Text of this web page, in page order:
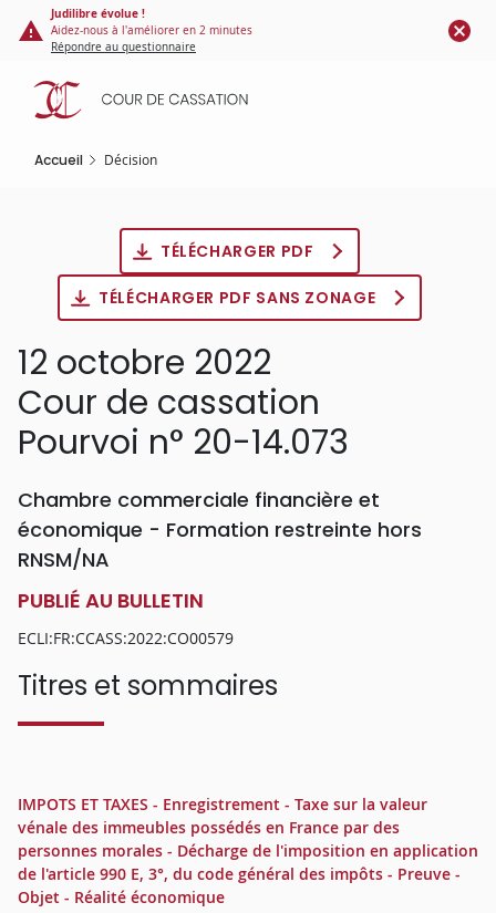
Panneau de gestion des cookies
contenu
principal
Judilibre évolue !
Aidez-nous à l'améliorer en 2 minutes
Répondre au questionnaire
Accueil Décision
TÉLÉCHARGER PDF
TÉLÉCHARGER PDF SANS ZONAGE
12 octobre 2022
Cour de cassation
Pourvoi n° 20-14.073
Chambre commerciale financière et
économique - Formation restreinte hors
RNSM/NA
PUBLIÉ AU BULLETIN
ECLI:FR:CCASS:2022:CO00579
Titres et sommaires
IMPOTS ET TAXES - Enregistrement - Taxe sur la valeur
vénale des immeubles possédés en France par des
personnes morales - Décharge de l'imposition en application
de l'article 990 E, 3°, du code général des impôts - Preuve -
Objet - Réalité économique